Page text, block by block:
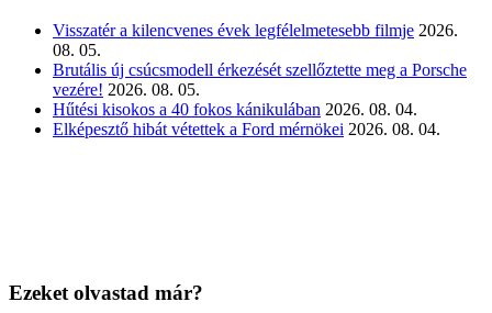
Visszatér a kilencvenes évek legfélelmetesebb filmje 2026.
08. 05.
Brutális új csúcsmodell érkezését szellőztette meg a Porsche
vezére! 2026. 08. 05.
Hűtési kisokos a 40 fokos kánikulában 2026. 08. 04.
Elképesztő hibát vétettek a Ford mérnökei 2026. 08. 04.
Ezeket olvastad már?